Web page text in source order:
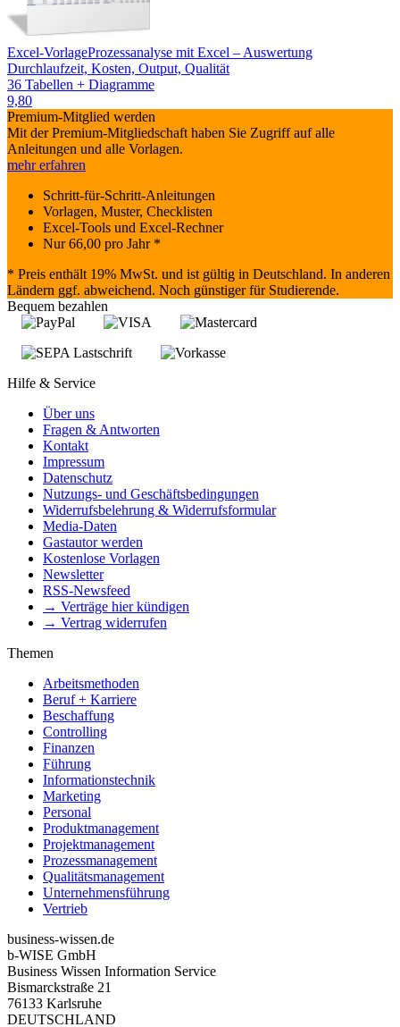
Excel-VorlageProzessanalyse mit Excel – Auswertung
Durchlaufzeit, Kosten, Output, Qualität
36 Tabellen + Diagramme
9,80
Premium-Mitglied werden
Mit der Premium-Mitgliedschaft haben Sie Zugriff auf alle
Anleitungen und alle Vorlagen.
mehr erfahren
Schritt-für-Schritt-Anleitungen
Vorlagen, Muster, Checklisten
Excel-Tools und Excel-Rechner
Nur66,00 pro Jahr *
* Preis enthält 19% MwSt. und ist gültig in Deutschland. In anderen
Ländern ggf. abweichend. Noch günstiger für Studierende.
Bequem bezahlen
Hilfe & Service
Über uns
Fragen & Antworten
Kontakt
Impressum
Datenschutz
Nutzungs- und Geschäftsbedingungen
Widerrufsbelehrung & Widerrufsformular
Media-Daten
Gastautor werden
Kostenlose Vorlagen
Newsletter
RSS-Newsfeed
→ Verträge hier kündigen
→ Vertrag widerrufen
Themen
Arbeitsmethoden
Beruf + Karriere
Beschaffung
Controlling
Finanzen
Führung
Informationstechnik
Marketing
Personal
Produktmanagement
Projektmanagement
Prozessmanagement
Qualitätsmanagement
Unternehmensführung
Vertrieb
business-wissen.de
b-WISE GmbH
Business Wissen Information Service
Bismarckstraße 21
76133 Karlsruhe
DEUTSCHLAND